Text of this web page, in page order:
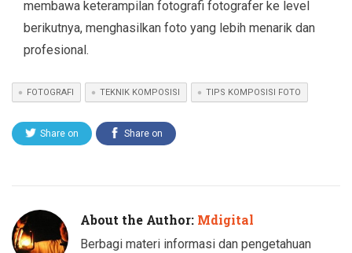
membawa keterampilan fotografi fotografer ke level
berikutnya, menghasilkan foto yang lebih menarik dan
profesional.
FOTOGRAFI TEKNIK KOMPOSISI TIPS KOMPOSISI FOTO
Share on Share on
About the Author: Mdigital
Berbagi materi informasi dan pengetahuan